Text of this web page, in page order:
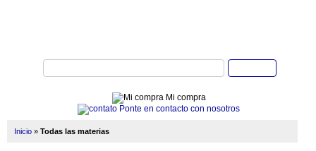
Mi compra
Ponte en contacto con nosotros
Inicio » Todas las materias